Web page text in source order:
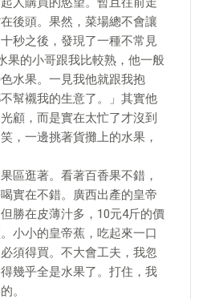
後頭。果然，菜場總不會讓
秒之後，發現了一種不常見
的小哥跟我比較熟，他一般
水果。一見我他就跟我抱
幫襯我的生意了。」其實他
顧，而是實在太忙了才沒到
，一邊挑著貨攤上的水果，
區逛著。看著百香果不錯，
實在不錯。廣西出產的皇帝
勝在皮薄汁多，10元4斤的價
小小的皇帝蕉，吃起來一口
須得買。不大會工夫，我忽
幾乎全是水果了。打住，我
。